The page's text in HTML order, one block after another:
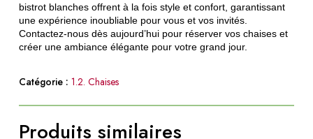
bistrot blanches offrent à la fois style et confort, garantissant
une expérience inoubliable pour vous et vos invités.
Contactez-nous dès aujourd’hui pour réserver vos chaises et
créer une ambiance élégante pour votre grand jour.
Catégorie : 1.2. Chaises
Produits similaires